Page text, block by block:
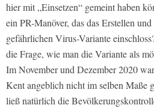
hier mit „Einsetzen“ gemeint haben
ein PR-Manöver, das das Erstellen
gefährlichen Virus-Variante
die Frage, wie man die Variante als
Im November und Dezember 2020
Kent angeblich nicht im selben Maße
ließ natürlich die